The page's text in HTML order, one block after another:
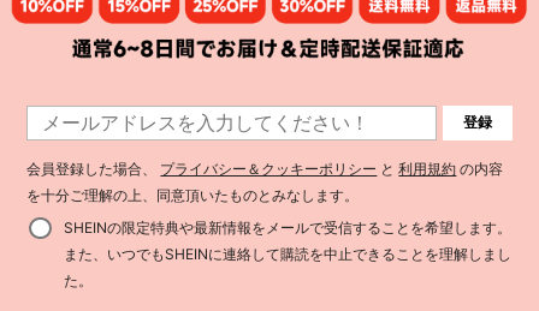
登録
会員登録した場合、 プライバシー＆クッキーポリシー と利用規約 の内容
を十分ご理解の上、同意頂いたものとみなします。
SHEINの限定特典や最新情報をメールで受信することを希望します。
また、いつでもSHEINに連絡して購読を中止できることを理解しまし
た。